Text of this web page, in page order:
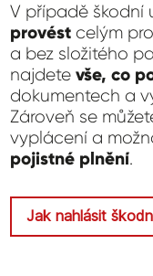
V případě škodní
provést celým
a bez složitého
najdetevše, co
dokumentech a
Zároveň se
vyplácení a
pojistné plnění.
Jak nahlásit